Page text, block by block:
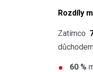
Rozdíly
Zatímco
60 %